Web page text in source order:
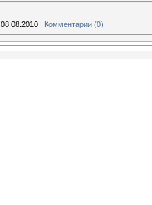
08.08.2010 | Комментарии (0)